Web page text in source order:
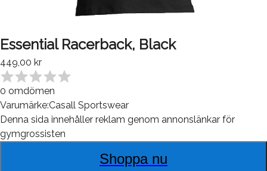
Essential Racerback, Black
449,00 kr
0 omdömen
Varumärke:Casall Sportswear
Denna sida innehåller reklam genom annonslänkar för
gymgrossisten
Shoppa nu